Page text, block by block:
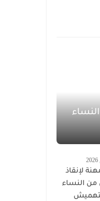
لإنقاذ
من النساء